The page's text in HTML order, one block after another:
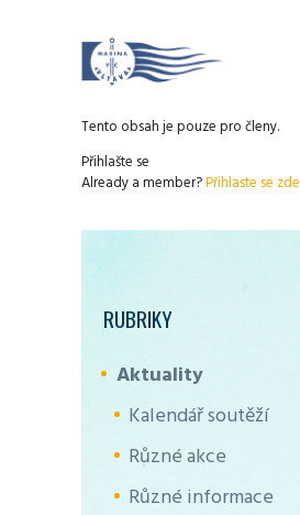
Tento obsah je pouze pro členy.
Přihlašte se
Already a member?Přihlaste se zde
RUBRIKY
Aktuality
Kalendář soutěží
Různé akce
Různé informace